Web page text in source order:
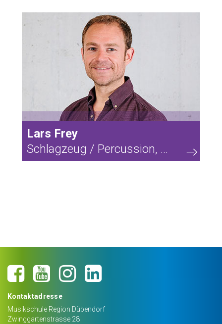
Lars Frey
Schlagzeug / Percussion, ...
Kontaktadresse
Musikschule Region Dübendorf
Zwinggartenstrasse 28